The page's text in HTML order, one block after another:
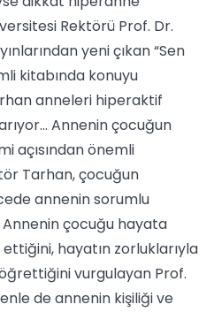
Rektörü Prof. Dr.
yeni çıkan “Sen
kitabında konuyu
anneleri hiperaktif
Annenin çocuğun
açısından önemli
Tarhan, çocuğun
annenin sorumlu
çocuğu hayata
hayatın zorluklarıyla
vurgulayan Prof.
de annenin kişiliği ve